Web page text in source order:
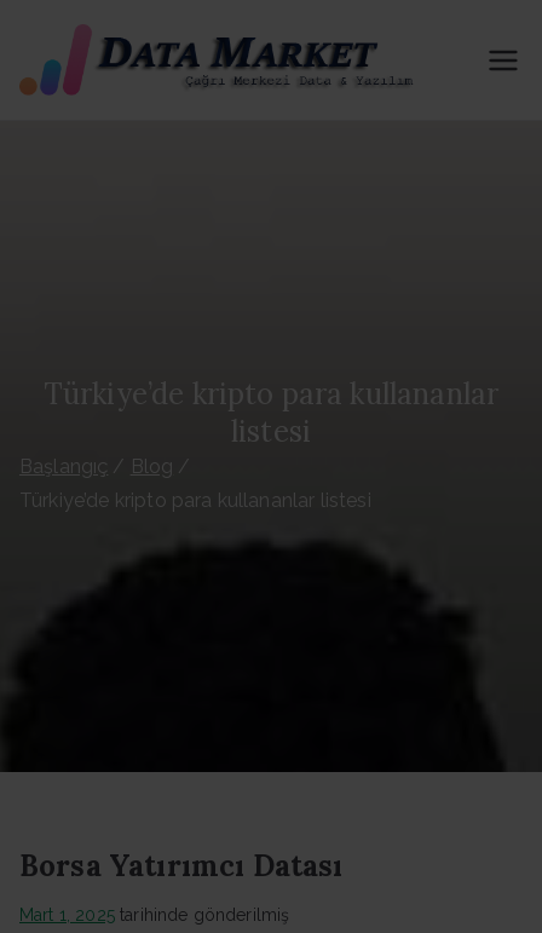
Satı
B2B-B2C
e Aktif
Türkiye’de kripto para kullananlar
listesi
Başlangıç
Blog
Türkiye’de kripto para kullananlar listesi
Borsa Yatırımcı Datası
Mart 1, 2025tarihinde gönderilmiş